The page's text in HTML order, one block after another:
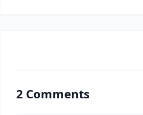
2 Comments